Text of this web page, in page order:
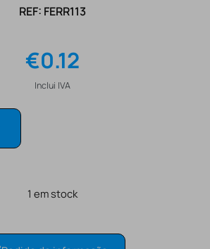
REF: FERR113
€0.12
Inclui IVA
1 em stock